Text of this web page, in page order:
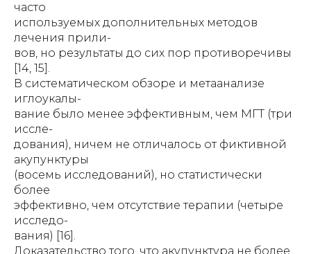
часто
используемых дополнительных методов
лечения прили-
вов, но результаты до сих пор противоречивы
[14, 15].
В систематическом обзоре и метаанализе
иглоукалы-
вание было менее эффективным, чем МГТ (три
иссле-
дования), ничем не отличалось от фиктивной
акупунктуры
(восемь исследований), но статистически
более
эффективно, чем отсутствие терапии (четыре
исследо-
вания) [16].
Доказательство того, что акупунктура не более